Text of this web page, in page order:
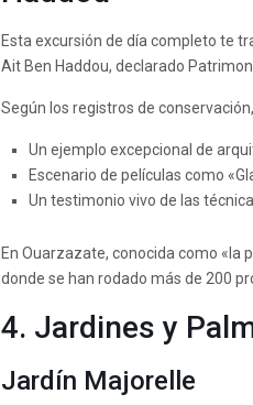
Esta excursión de día completo te
Ait Ben Haddou, declarado
Según los registros de
Un ejemplo excepcional de
Escenario de películas como
Un testimonio vivo de las
En Ouarzazate, conocida como «la
donde se han rodado más de 200
4. Jardines y
Jardín Majorelle